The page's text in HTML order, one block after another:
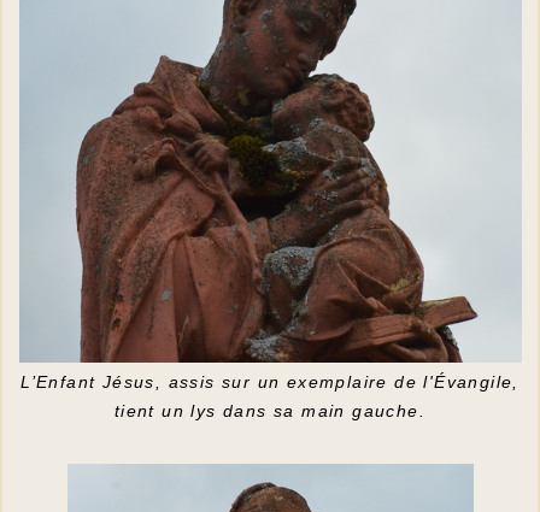
L’Enfant Jésus, assis sur un exemplaire de l'Évangile,
tient un lys dans sa main gauche.